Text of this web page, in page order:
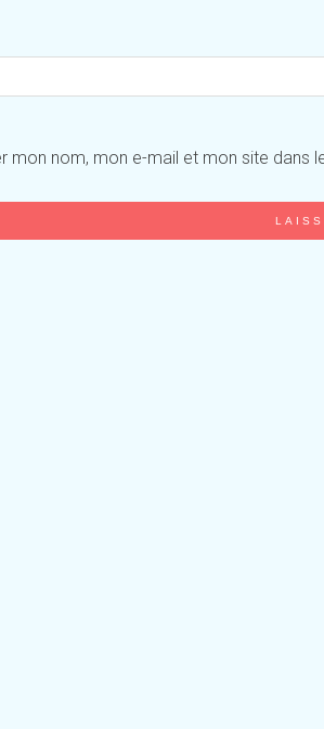
mon nom, mon e-mail et mon site dans